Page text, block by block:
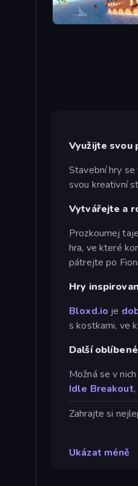
Raft Life
Využijte svou
Stavební hry
svou kreativní
Vytvářejte a
Prozkoumej
hra, ve které
pátrejte po
Hry
Bloxd.io je
s kostkami, ve
Další
Možná se v
Idle Breakout,
Zahrajte si
Ukázat méně